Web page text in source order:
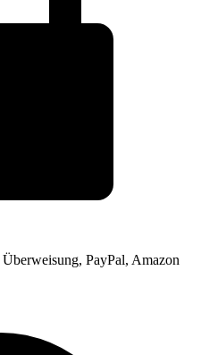
Überweisung, PayPal, Amazon